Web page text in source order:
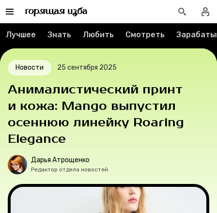
О компании
Лучшее
Секспросвет
Великие женщины
Лучшее Знать Любить Смотреть
Новости 25 сентября 2025
Анималистический принт
и кожа: Mango выпустил
осеннюю линейку Roaring
Elegance
Дарья Атрощенко
Редактор отдела новостей.